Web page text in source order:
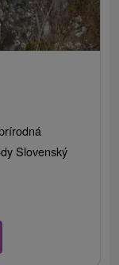
Slovenský